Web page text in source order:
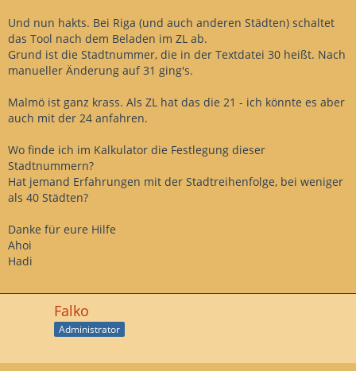
Und nun hakts. Bei Riga (und auch anderen Städten) schaltet
das Tool nach dem Beladen im ZL ab.
Grund ist die Stadtnummer, die in der Textdatei 30 heißt. Nach
manueller Änderung auf 31 ging's.
Malmö ist ganz krass. Als ZL hat das die 21 - ich könnte es aber
auch mit der 24 anfahren.
Wo finde ich im Kalkulator die Festlegung dieser
Stadtnummern?
Hat jemand Erfahrungen mit der Stadtreihenfolge, bei weniger
als 40 Städten?
Danke für eure Hilfe
Ahoi
Hadi
Falko
Administrator